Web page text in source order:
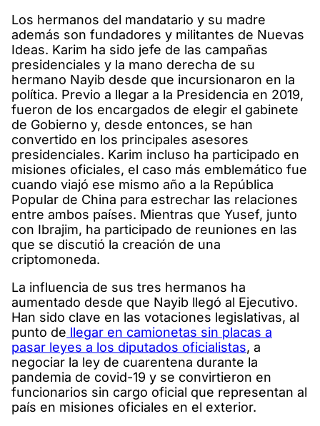
Los hermanos del mandatario y su madre
además son fundadores y militantes de Nuevas
Ideas. Karim ha sido jefe de las campañas
presidenciales y la mano derecha de su
hermano Nayib desde que incursionaron en la
política. Previo a llegar a la Presidencia en 2019,
fueron de los encargados de elegir el gabinete
de Gobierno y, desde entonces, se han
convertido en los principales asesores
presidenciales. Karim incluso ha participado en
misiones oficiales, el caso más emblemático fue
cuando viajó ese mismo año a la República
Popular de China para estrechar las relaciones
entre ambos países. Mientras que Yusef, junto
con Ibrajim, ha participado de reuniones en las
que se discutió la creación de una
criptomoneda.
La influencia de sus tres hermanos ha
aumentado desde que Nayib llegó al Ejecutivo.
Han sido clave en las votaciones legislativas, al
punto de llegar en camionetas sin placas a
pasar leyes a los diputados oficialistas, a
negociar la ley de cuarentena durante la
pandemia de covid-19 y se convirtieron en
funcionarios sin cargo oficial que representan al
país en misiones oficiales en el exterior.